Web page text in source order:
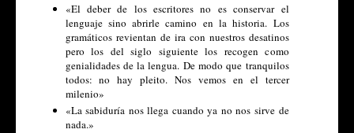
«El deber de los escritores no es conservar el
lenguaje sino abrirle camino en la historia. Los
gramáticos revientan de ira con nuestros desatinos
pero los del siglo siguiente los recogen como
genialidades de la lengua. De modo que tranquilos
todos: no hay pleito. Nos vemos en el tercer
milenio»
«La sabiduría nos llega cuando ya no nos sirve de
nada.»